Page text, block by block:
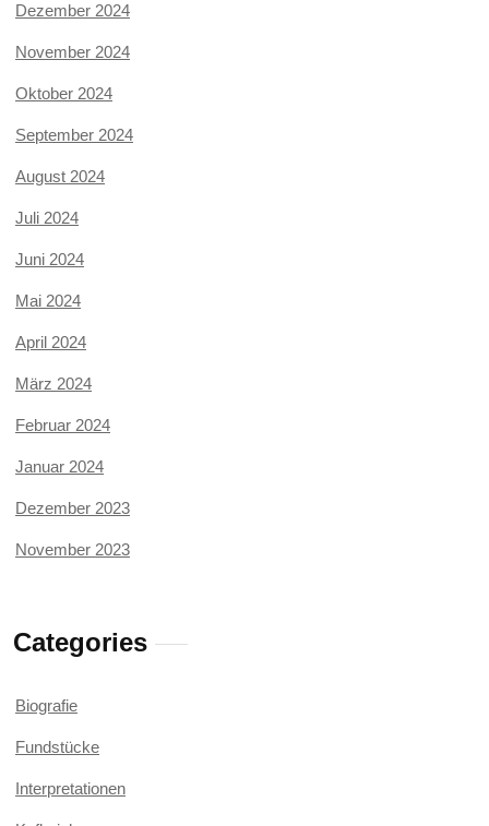
Dezember 2024
November 2024
Oktober 2024
September 2024
August 2024
Juli 2024
Juni 2024
Mai 2024
April 2024
März 2024
Februar 2024
Januar 2024
Dezember 2023
November 2023
Categories
Biografie
Fundstücke
Interpretationen